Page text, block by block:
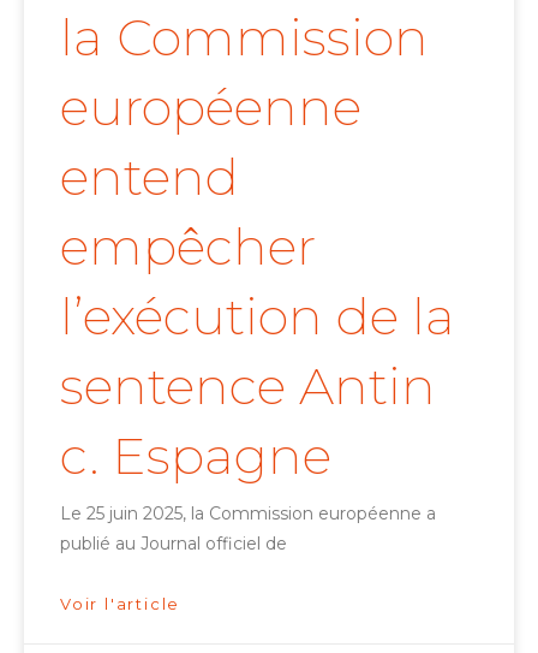
la Commission
européenne
entend
empêcher
l’exécution de la
sentence Antin
c. Espagne
Le 25 juin 2025, la Commission européenne a
publié au Journal officiel de
Voir l'article